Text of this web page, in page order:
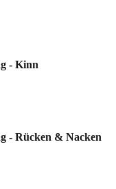
- Kinn
- Rücken & Nacken